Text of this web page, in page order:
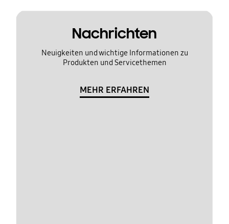
Nachrichten
Neuigkeiten und wichtige Informationen zu
Produkten und Servicethemen
MEHR ERFAHREN